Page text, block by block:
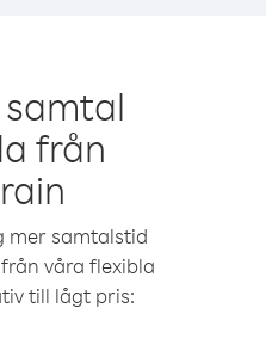
från
mer samtalstid
våra flexibla
till lågt pris: